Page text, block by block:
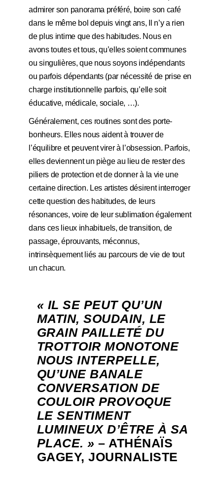
admirer son panorama préféré, boire son café
dans le même bol depuis vingt ans, Il n’y a rien
de plus intime que des habitudes. Nous en
avons toutes et tous, qu’elles soient communes
ou singulières, que nous soyons indépendants
ou parfois dépendants (par nécessité de prise en
charge institutionnelle parfois, qu’elle soit
éducative, médicale, sociale, …).
Généralement, ces routines sont des porte-
bonheurs. Elles nous aident à trouver de
l’équilibre et peuvent virer à l’obsession. Parfois,
elles deviennent un piège au lieu de rester des
piliers de protection et de donner à la vie une
certaine direction. Les artistes désirent interroger
cette question des habitudes, de leurs
résonances, voire de leur sublimation également
dans ces lieux inhabituels, de transition, de
passage, éprouvants, méconnus,
intrinsèquement liés au parcours de vie de tout
un chacun.
« IL SE PEUT QU’UN
MATIN, SOUDAIN, LE
GRAIN PAILLETÉ DU
TROTTOIR MONOTONE
NOUS INTERPELLE,
QU’UNE BANALE
CONVERSATION DE
COULOIR PROVOQUE
LE SENTIMENT
LUMINEUX D’ÊTRE À SA
PLACE. » – ATHÉNAÏS
GAGEY, JOURNALISTE